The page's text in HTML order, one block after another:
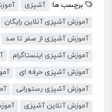
برچسب ها: آشپزی
آموزش آشپزی آنلاین رایگان
آموزش آشپزی از صفر تا صد
آموزش آشپزی اینستاگرام
آموزش آشپزی حرفه ای
آموزش آشپزی رستورانی
آموزش آنلاین آشپزی